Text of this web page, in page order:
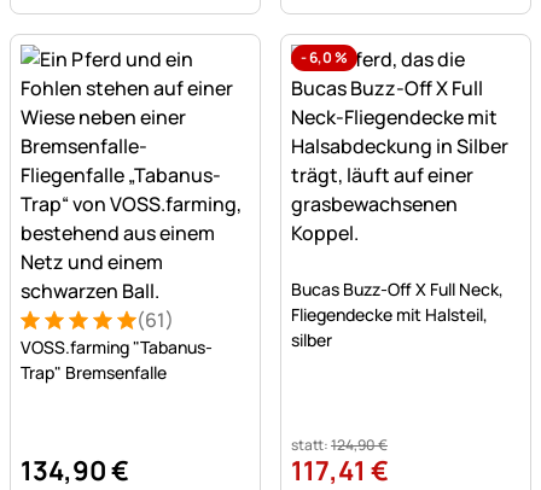
Bewertung: 5 von 5 (61 Bewertungen)
61 Bewertungen
(61)
VOSS.farming "Tabanus-
Trap" Bremsenfalle
134,90€
-6,0%
Bucas Buzz-Off X Full Neck,
Fliegendecke mit Halsteil,
silber
statt:124,90€
117,41 €